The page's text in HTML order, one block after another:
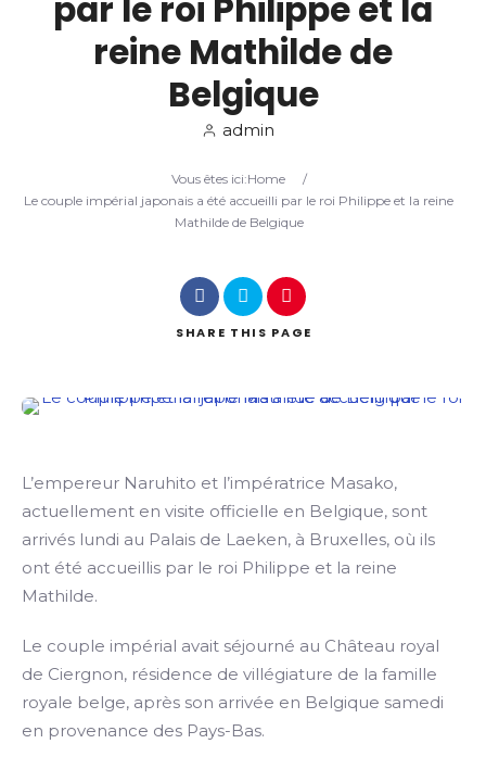
Search
par le roi Philippe et la
reine Mathilde de
Belgique
admin
Vous êtes ici:Home
/
Le couple impérial japonais a été accueilli par le roi Philippe et la reine
Mathilde de Belgique
SHARE THIS PAGE
L’empereur Naruhito et l’impératrice Masako,
actuellement en visite officielle en Belgique, sont
arrivés lundi au Palais de Laeken, à Bruxelles, où ils
ont été accueillis par le roi Philippe et la reine
Mathilde.
Le couple impérial avait séjourné au Château royal
de Ciergnon, résidence de villégiature de la famille
royale belge, après son arrivée en Belgique samedi
en provenance des Pays-Bas.